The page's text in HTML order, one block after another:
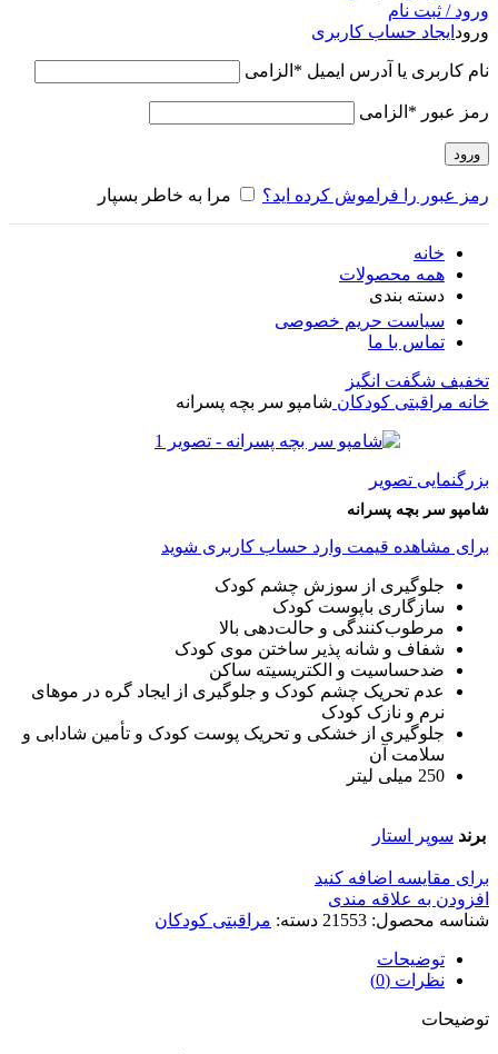
ورود / ثبت نام
ورود ایجاد حساب کاربری
نام کاربری یا آدرس ایمیل * الزامی
رمز عبور * الزامی
ورود
رمز عبور را فراموش کرده اید؟ مرا به خاطر بسپار
خانه
همه محصولات
دسته بندی
سیاست حریم خصوصی
تماس با ما
تخفیف شگفت انگیز
خانه مراقبتی کودکان شامپو سر بچه پسرانه
بزرگنمایی تصویر
شامپو سر بچه پسرانه
برای مشاهده قیمت وارد حساب کاربری شوید
جلوگیری از سوزش چشم کودک
سازگاری باپوست کودک
مرطوب‌کنندگی و حالت‌دهی بالا
شفاف و شانه پذیر ساختن موی کودک
ضدحساسیت و الکتریسیته ساکن
عدم تحریک چشم کودک و جلوگیری از ایجاد گره در موهای
نرم و نازک کودک
جلوگیری از خشکی و تحریک پوست کودک و تأمین شادابی و
سلامت آن
250 میلی لیتر
برند سوپر استار
برای مقایسه اضافه کنید
افزودن به علاقه مندی
شناسه محصول: 21553 دسته: مراقبتی کودکان
توضیحات
نظرات (0)
توضیحات